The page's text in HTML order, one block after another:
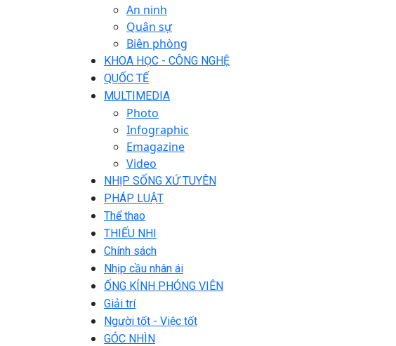
An ninh
Quân sự
Biên phòng
KHOA HỌC - CÔNG NGHỆ
QUỐC TẾ
MULTIMEDIA
Photo
Infographic
Emagazine
Video
NHỊP SỐNG XỨ TUYÊN
PHÁP LUẬT
Thể thao
THIẾU NHI
Chính sách
Nhịp cầu nhân ái
ỐNG KÍNH PHÓNG VIÊN
Giải trí
Người tốt - Việc tốt
GÓC NHÌN